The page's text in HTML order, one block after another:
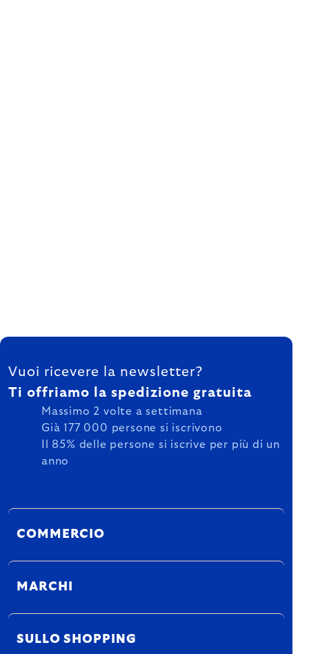
FOOTER
Vuoi ricevere la newsletter?
Ti offriamo la spedizione gratuita
Massimo 2 volte a settimana
Già 177 000 persone si iscrivono
Il 85% delle persone si iscrive per più di un
anno
COMMERCIO
MARCHI
SULLO SHOPPING